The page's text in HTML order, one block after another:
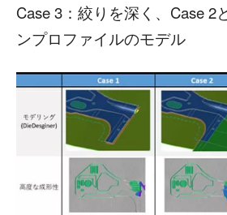
Case 3：絞りを深く、Case 2
ンプロファイルのモデル